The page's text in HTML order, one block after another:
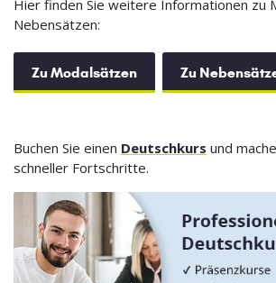
Hier finden Sie weitere Informationen zu
Nebensätzen:
Zu Modalsätzen Zu
Buchen Sie einen Deutschkurs und
schneller Fortschritte.